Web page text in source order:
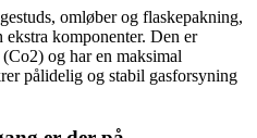
omløber og flaskepakning,
komponenter. Den er
og har en maksimal
pålidelig og stabil gasforsyning